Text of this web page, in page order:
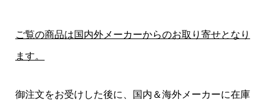
ご覧の商品は国内外メーカーからのお取り寄せとなり
ます。
御注文をお受けした後に、国内＆海外メーカーに在庫